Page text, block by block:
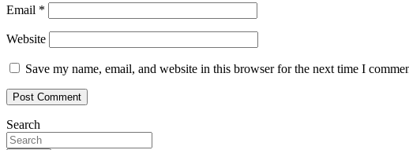
Email *
Website
Save my name, email, and website in this browser for the next time I
Search